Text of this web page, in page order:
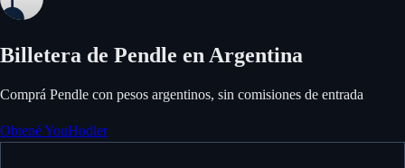
Billetera de Pendle en Argentina
Comprá Pendle con pesos argentinos, sin comisiones de entrada
Obtené YouHodler